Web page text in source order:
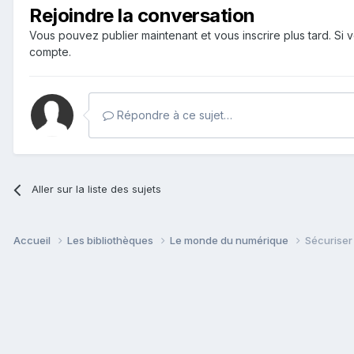
Rejoindre la conversation
Vous pouvez publier maintenant et vous inscrire plus tard. Si
compte.
Répondre à ce sujet…
Aller sur la liste des sujets
Accueil Les bibliothèques Le monde du numérique